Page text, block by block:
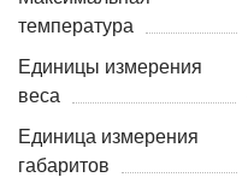
температура
Единицы измерения
веса
Единица измерения
габаритов